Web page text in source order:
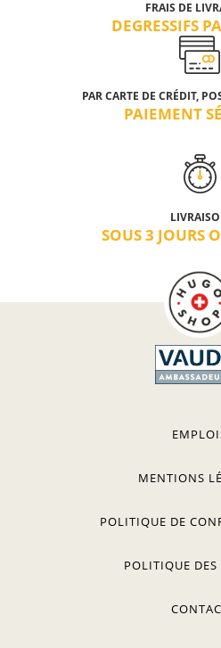
FRAIS DE
DEGRESSIFS
PAR CARTE DE CRÉDIT,
PAIEMENT
SOUS 3 JOURS
MENTIONS
POLITIQUE DE
POLITIQUE DES